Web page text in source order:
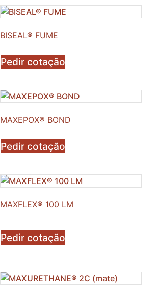
BISEAL® FUME
Pedir cotação
MAXEPOX® BOND
Pedir cotação
MAXFLEX® 100 LM
Pedir cotação